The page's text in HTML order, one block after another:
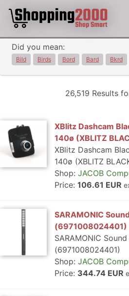
Did you mean:
Bild Birds Bord Bard Bkrd
26,519 Results
XBlitz Dashcam
140ø (XBLITZ
XBlitz Dashcam
140ø (XBLITZ
Shop: JACOB
Price: 106.61 EUR
SARAMONIC
(6971008024401)
SARAMONIC
(6971008024401)
Shop: JACOB
Price: 344.74 EUR